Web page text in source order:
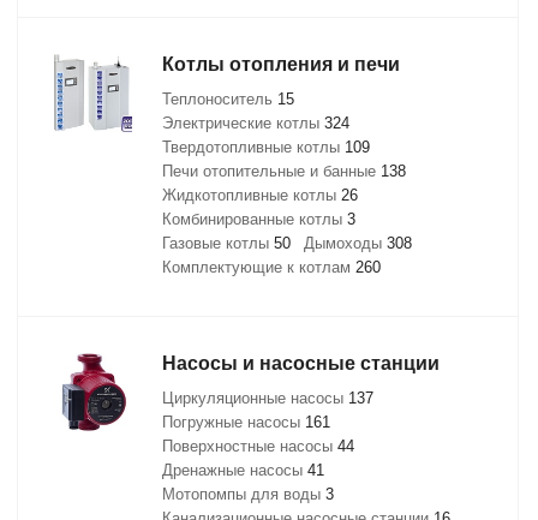
Котлы отопления и печи
Теплоноситель 15
Электрические котлы 324
Твердотопливные котлы 109
Печи отопительные и банные 138
Жидкотопливные котлы 26
Комбинированные котлы 3
Газовые котлы 50 Дымоходы 308
Комплектующие к котлам 260
Насосы и насосные станции
Циркуляционные насосы 137
Погружные насосы 161
Поверхностные насосы 44
Дренажные насосы 41
Мотопомпы для воды 3